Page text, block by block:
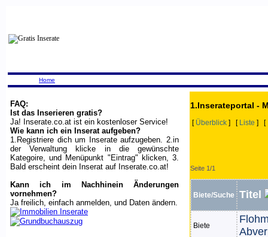
Home
FAQ:
Ist das Inserieren gratis?
Ja! Inserate.co.at ist ein kostenloser Service!
Wie kann ich ein Inserat aufgeben?
1.Registriere dich um Inserate aufzugeben. 2.in
der Verwaltung klicke in die gewünschte
Kategoire, und Menüpunkt "Eintrag" klicken, 3.
Bald erscheint dein Inserat auf Inserate.co.at!
Kann ich im Nachhinein Änderungen
vornehmen?
Ja freilich, einfach anmelden, und Daten ändern.
1.Inserateportal -
[ Überblick ] [ Liste ] [
Seite 1/1
Biete/Suche Titel
Biete